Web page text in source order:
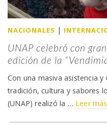
NACIONALES |
UNAP celebró con
edición de la
Con una masiva asistencia
tradición, cultura y sabores
(UNAP) realizó la … Leer más